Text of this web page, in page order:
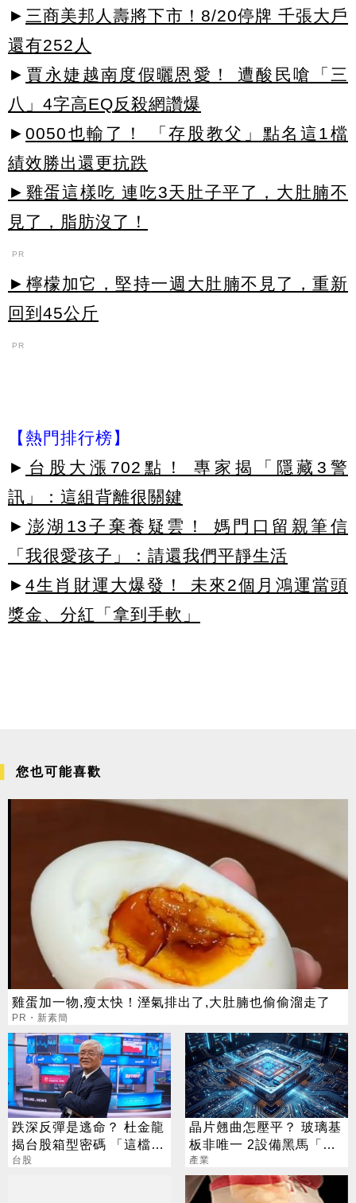
► 三商美邦人壽將下市！8/20停牌 千張大戶
還有252人
► 賈永婕越南度假曬恩愛！ 遭酸民嗆「三
八」4字高EQ反殺網讚爆
► 0050也輸了！ 「存股教父」點名這1檔
績效勝出還更抗跌
►雞蛋這樣吃 連吃3天肚子平了，大肚腩不
見了，脂肪沒了！
PR
►檸檬加它，堅持一週大肚腩不見了，重新
回到45公斤
PR
【熱門排行榜】
► 台股大漲702點！ 專家揭「隱藏3警
訊」：這組背離很關鍵
► 澎湖13子棄養疑雲！ 媽門口留親筆信
「我很愛孩子」：請還我們平靜生活
► 4生肖財運大爆發！ 未來2個月鴻運當頭
獎金、分紅「拿到手軟」
您也可能喜歡
雞蛋加一物,瘦太快！溼氣排出了,大肚腩也偷偷溜走了
PR・新素簡
跌深反彈是逃命？ 杜金龍
揭台股箱型密碼 「這檔」
手腳要快
台股
晶片翹曲怎壓平？ 玻璃基
板非唯一 2設備黑馬「防
彎神器」曝
產業